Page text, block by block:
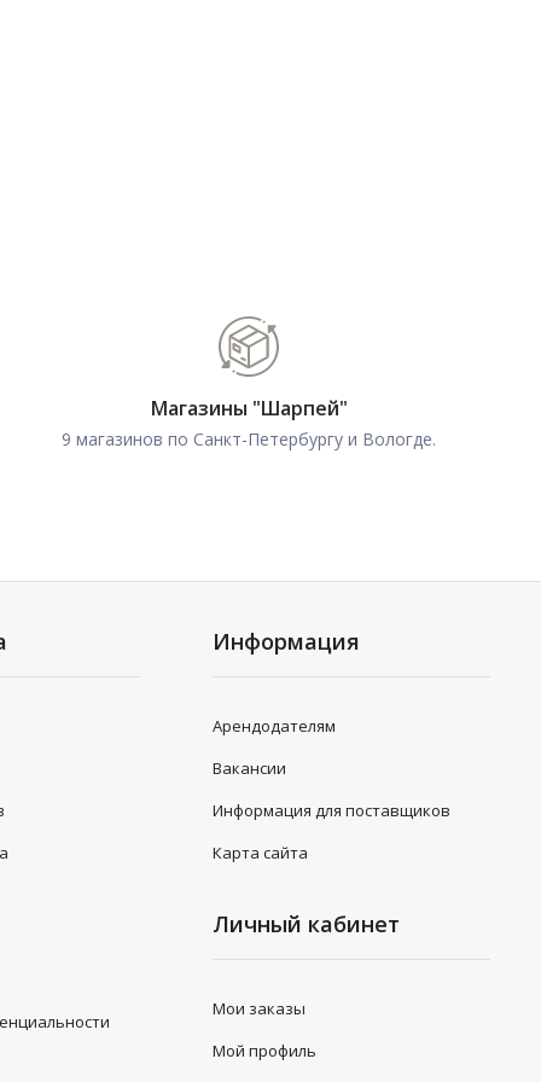
Магазины "Шарпей"
9 магазинов по Санкт-Петербургу и Вологде.
Информация
Арендодателям
Вакансии
Информация для поставщиков
Карта сайта
Личный кабинет
Мои заказы
Мой профиль